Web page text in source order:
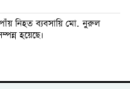
নিহত ব্যবসায়ি মো. নুরুল
হয়েছে।